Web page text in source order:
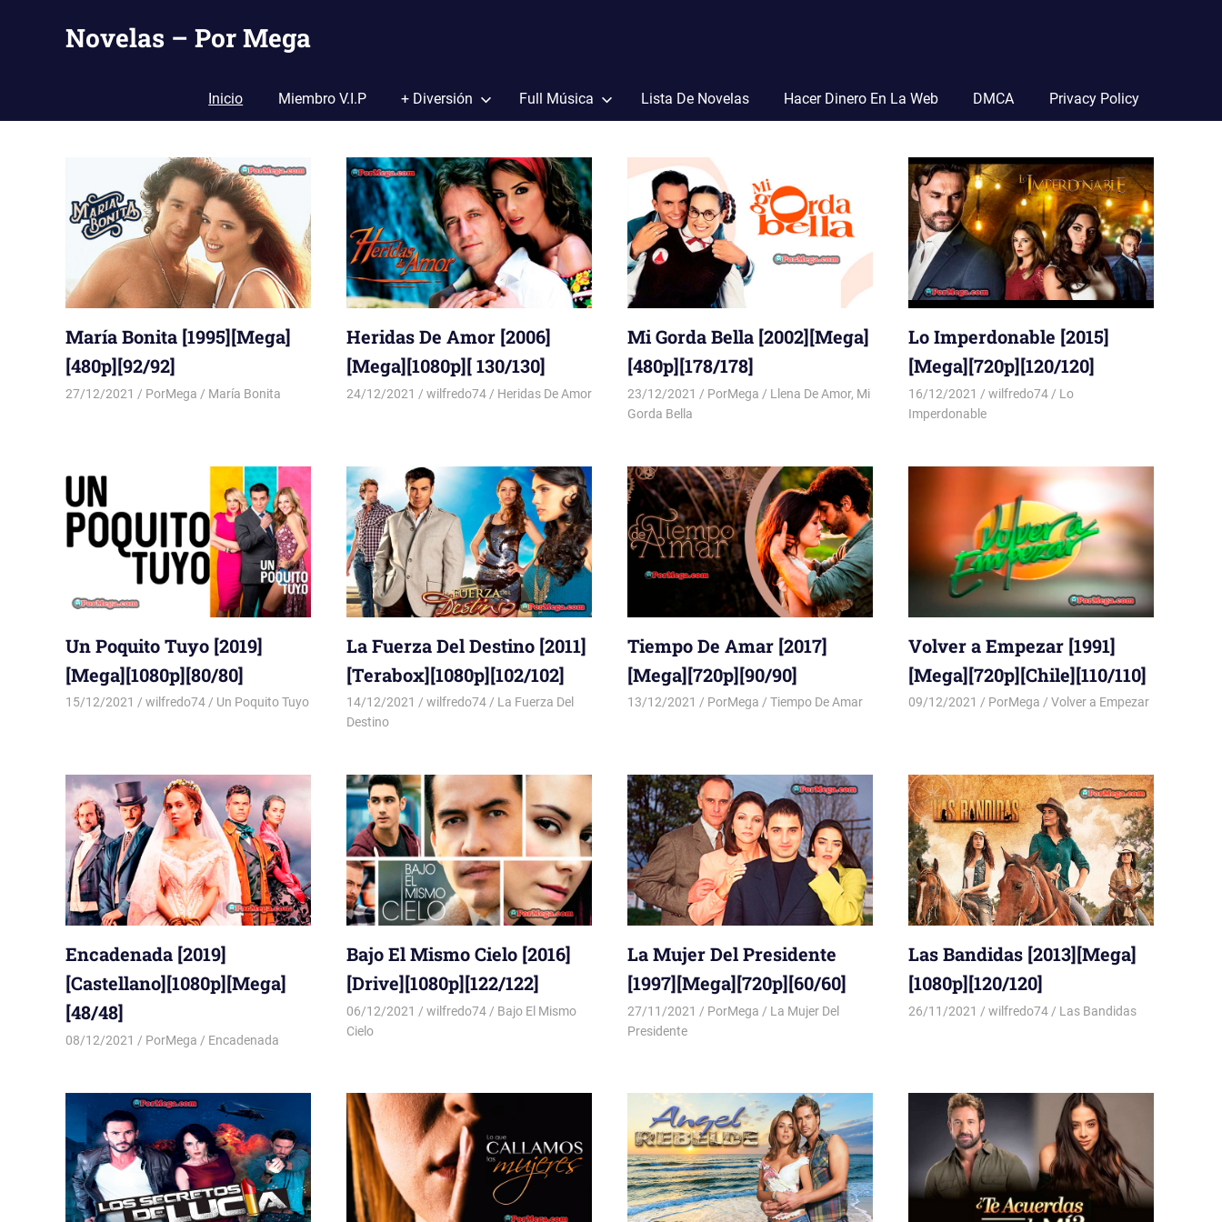
Novelas – Por Mega
Inicio Miembro V.I.P + Diversión Full Música Lista De Novelas Hacer Dinero En La Web DMCA Privacy Policy
María Bonita [1995][Mega]
[480p][92/92]
27/12/2021 PorMega María Bonita
Heridas De Amor [2006]
[Mega][1080p][ 130/130]
24/12/2021 wilfredo74 Heridas De Amor
Mi Gorda Bella [2002][Mega]
[480p][178/178]
23/12/2021 PorMega Llena De Amor, Mi
Gorda Bella
Lo Imperdonable [2015]
[Mega][720p][120/120]
16/12/2021 wilfredo74
Lo
Imperdonable
Un Poquito Tuyo [2019]
[Mega][1080p][80/80]
15/12/2021 wilfredo74 Un Poquito Tuyo
La Fuerza Del Destino [2011]
[Terabox][1080p][102/102]
14/12/2021 wilfredo74
La Fuerza Del
Destino
Tiempo De Amar [2017]
[Mega][720p][90/90]
13/12/2021 PorMega Tiempo De Amar
Volver a Empezar [1991]
[Mega][720p][Chile][110/110]
09/12/2021 PorMega Volver a Empezar
Encadenada [2019]
[Castellano][1080p][Mega]
[48/48]
08/12/2021 PorMega Encadenada
Bajo El Mismo Cielo [2016]
[Drive][1080p][122/122]
06/12/2021 wilfredo74
Bajo El Mismo
Cielo
La Mujer Del Presidente
[1997][Mega][720p][60/60]
27/11/2021 PorMega
La Mujer Del
Presidente
Las Bandidas [2013][Mega]
[1080p][120/120]
26/11/2021 wilfredo74 Las Bandidas